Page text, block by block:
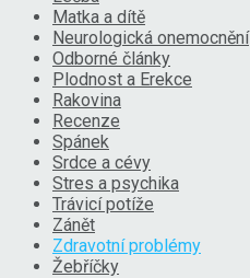
Matka a dítě
Neurologická onemocnění
Odborné články
Plodnost a Erekce
Rakovina
Recenze
Spánek
Srdce a cévy
Stres a psychika
Trávicí potíže
Zánět
Zdravotní problémy
Žebříčky